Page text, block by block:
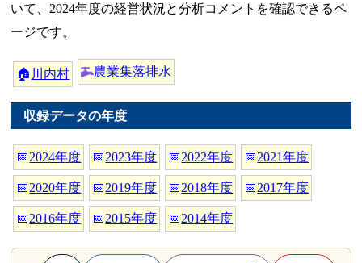
いて、2024年度の経営状況と分析コメントを確認できるペ
ージです。
🏠 川内村 農業集落排水
収録データの年度
📅2024年度 📅2023年度 📅2022年度 📅2021年度
📅2020年度 📅2019年度 📅2018年度 📅2017年度
📅2016年度 📅2015年度 📅2014年度